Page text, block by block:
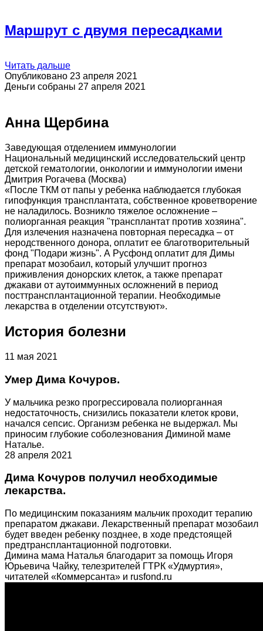
Маршрут с двумя пересадками
Читать дальше
Опубликовано 23 апреля 2021
Деньги собраны 27 апреля 2021
Анна Щербина
Заведующая отделением иммунологии
Национальный медицинский исследовательский центр
детской гематологии, онкологии и иммунологии имени
Дмитрия Рогачева (Москва)
«После ТКМ от папы у ребенка наблюдается глубокая
гипофункция трансплантата, собственное кроветворение
не наладилось. Возникло тяжелое осложнение –
полиорганная реакция "трансплантат против хозяина".
Для излечения назначена повторная пересадка – от
неродственного донора, оплатит ее благотворительный
фонд "Подари жизнь". А Русфонд оплатит для Димы
препарат мозобаил, который улучшит прогноз
приживления донорских клеток, а также препарат
джакави от аутоиммунных осложнений в период
посттрансплантационной терапии. Необходимые
лекарства в отделении отсутствуют».
История болезни
11 мая 2021
Умер Дима Кочуров.
У мальчика резко прогрессировала полиорганная
недостаточность, снизились показатели клеток крови,
начался сепсис. Организм ребенка не выдержал. Мы
приносим глубокие соболезнования Диминой маме
Наталье.
28 апреля 2021
Дима Кочуров получил необходимые
лекарства.
По медицинским показаниям мальчик проходит терапию
препаратом джакави. Лекарственный препарат мозобаил
будет введен ребенку позднее, в ходе предстоящей
предтрансплантационной подготовки.
Димина мама Наталья благодарит за помощь Игоря
Юрьевича Чайку, телезрителей ГТРК «Удмуртия»,
читателей «Коммерсанта» и rusfond.ru